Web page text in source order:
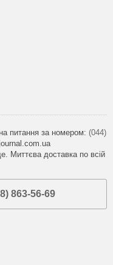
питання за номером: (044)
Миттєва доставка по всій
863-56-69